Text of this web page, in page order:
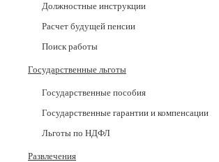
Должностные инструкции
Расчет будущей пенсии
Поиск работы
Государственные льготы
Государственные пособия
Государственные гарантии и компенсации
Льготы по НДФЛ
Развлечения